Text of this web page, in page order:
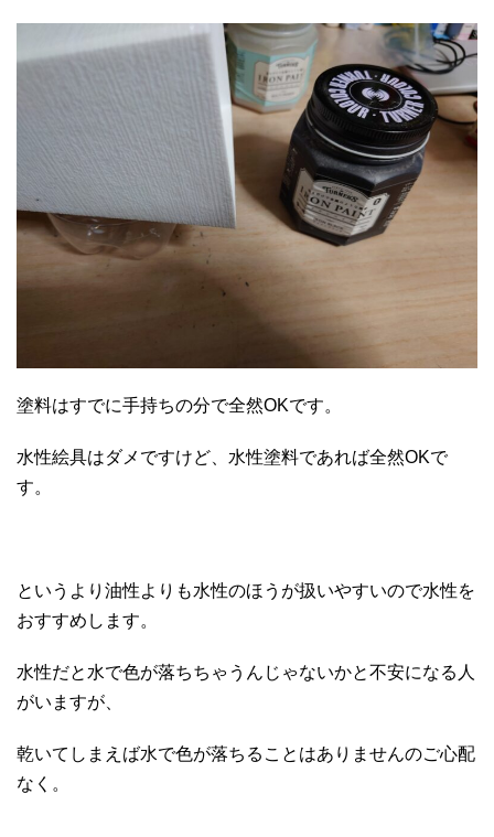
塗料はすでに手持ちの分で全然OKです。
水性絵具はダメですけど、水性塗料であれば全然OKで
す。
というより油性よりも水性のほうが扱いやすいので水性を
おすすめします。
水性だと水で色が落ちちゃうんじゃないかと不安になる人
がいますが、
乾いてしまえば水で色が落ちることはありませんのご心配
なく。